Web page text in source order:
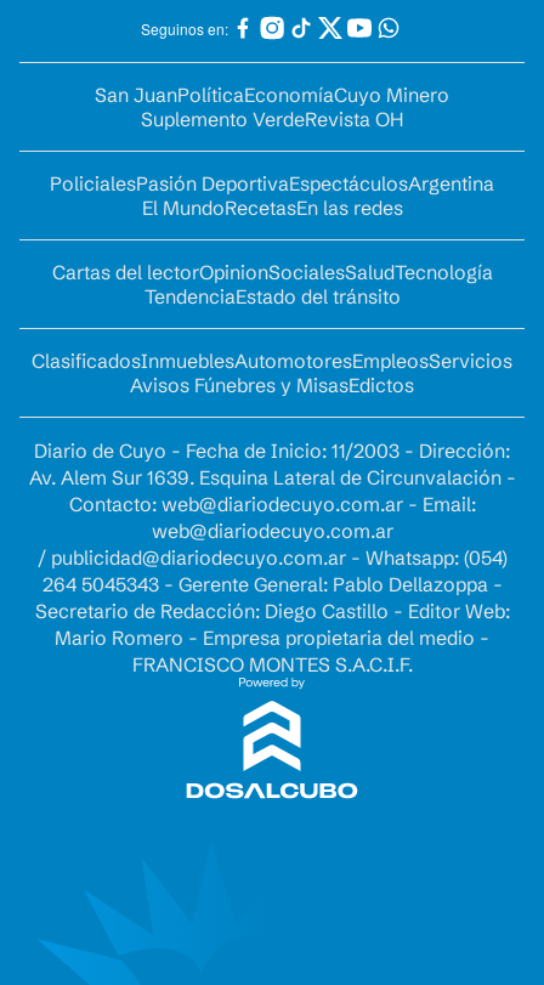
Seguinos en:
San JuanPolíticaEconomíaCuyo Minero
Suplemento VerdeRevista OH
PolicialesPasión DeportivaEspectáculosArgentina
El MundoRecetasEn las redes
Cartas del lectorOpinionSocialesSaludTecnología
TendenciaEstado del tránsito
ClasificadosInmueblesAutomotoresEmpleosServicios
Avisos Fúnebres y MisasEdictos
Diario de Cuyo - Fecha de Inicio: 11/2003 - Dirección:
Av. Alem Sur 1639. Esquina Lateral de Circunvalación -
Contacto: web@diariodecuyo.com.ar- Email:
web@diariodecuyo.com.ar
/ publicidad@diariodecuyo.com.ar- Whatsapp: (054)
264 5045343 - Gerente General: Pablo Dellazoppa -
Secretario de Redacción: Diego Castillo - Editor Web:
Mario Romero - Empresa propietaria del medio -
FRANCISCO MONTES S.A.C.I.F.